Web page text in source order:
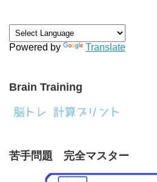
Powered by Translate
Brain Training
苦手問題 完全マスター